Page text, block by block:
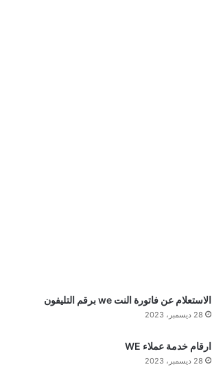
الاستعلام عن فاتورة النت we برقم التليفون
28 ديسمبر، 2023
ارقام خدمة عملاء WE
28 ديسمبر، 2023